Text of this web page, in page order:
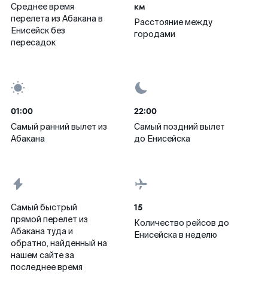
Среднее время
перелета из Абакана в
Енисейск без
пересадок
км
Расстояние между
городами
01:00
Самый ранний вылет из
Абакана
22:00
Самый поздний вылет
до Енисейска
Самый быстрый
прямой перелет из
Абакана туда и
обратно, найденный на
нашем сайте за
последнее время
15
Количество рейсов до
Енисейска в неделю